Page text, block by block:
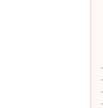
·
·
·
·